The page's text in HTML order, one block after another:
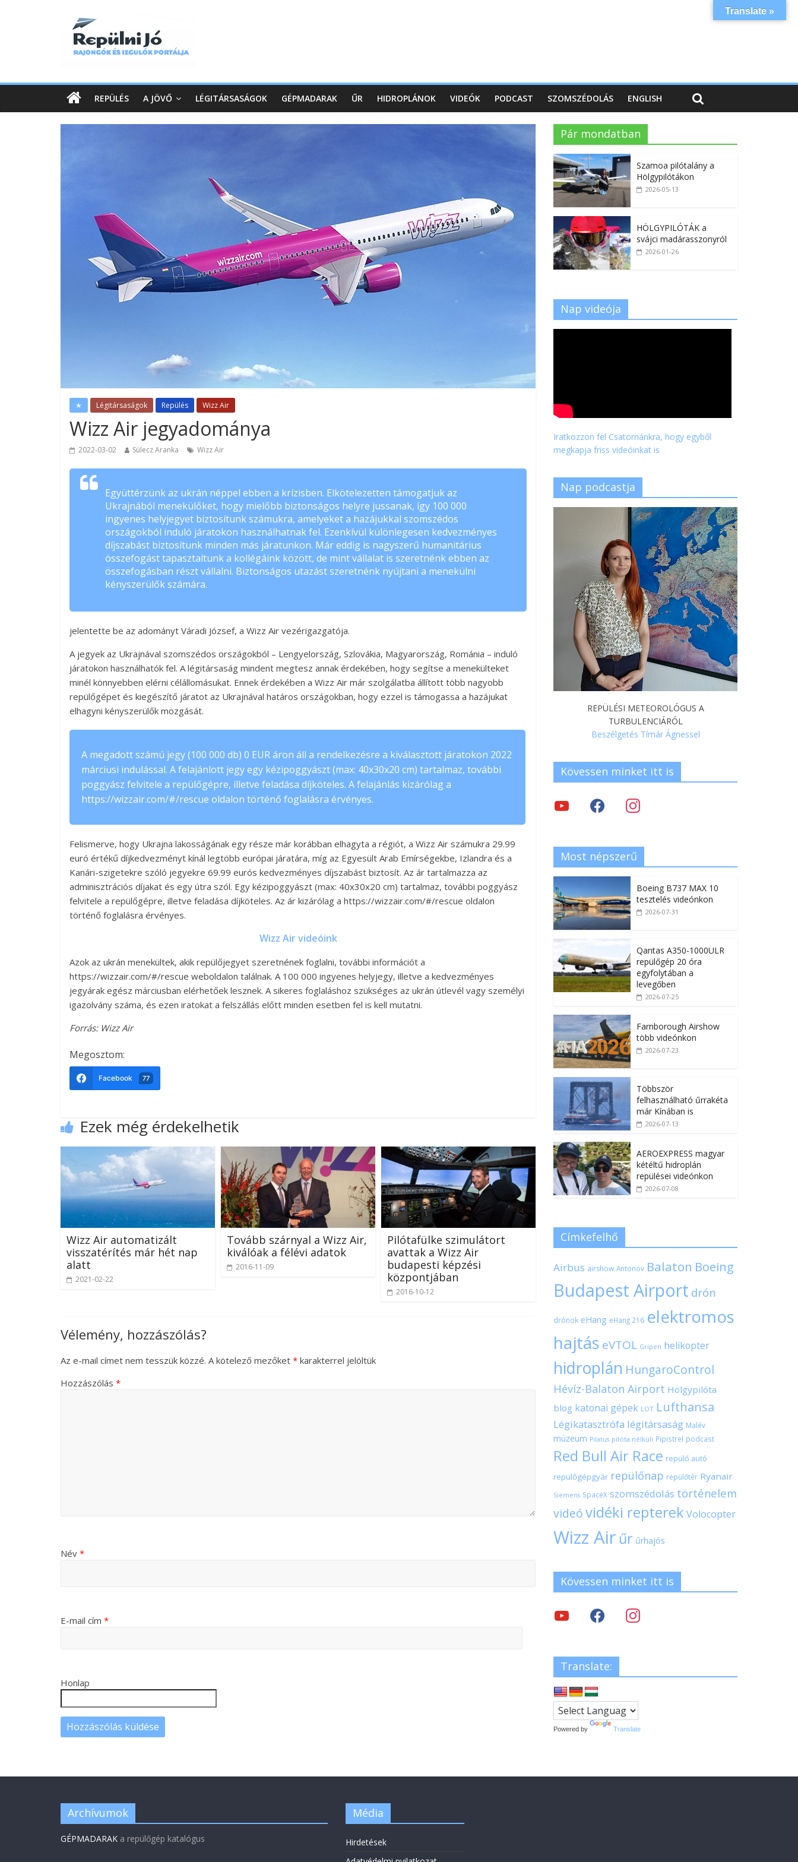
REPÜLÉS A JÖVŐ LÉGITÁRSASÁGOK GÉPMADARAK ŰR HIDROPLÁNOK VIDEÓK PODCAST SZOMSZÉDOLÁS ENGLISH
★ Légitársaságok Repülés Wizz Air
Wizz Air jegyadománya
2022-03-02 Sülecz Aranka Wizz Air
Együttérzünk az ukrán néppel ebben a krízisben. Elkötelezetten támogatjuk az
Ukrajnából menekülőket, hogy mielőbb biztonságos helyre jussanak, így 100 000
ingyenes helyjegyet biztosítunk számukra, amelyeket a hazájukkal szomszédos
országokból induló járatokon használhatnak fel. Ezenkívül különlegesen kedvezményes
díjszabást biztosítunk minden más járatunkon. Már eddig is nagyszerű humanitárius
összefogást tapasztaltunk a kollégáink között, de mint vállalat is szeretnénk ebben az
összefogásban részt vállalni. Biztonságos utazást szeretnénk nyújtani a menekülni
kényszerülők számára.
jelentette be az adományt Váradi József, a Wizz Air vezérigazgatója.
A jegyek az Ukrajnával szomszédos országokból – Lengyelország, Szlovákia, Magyarország, Románia – induló
járatokon használhatók fel. A légitársaság mindent megtesz annak érdekében, hogy segítse a menekülteket
minél könnyebben elérni célállomásukat. Ennek érdekében a Wizz Air már szolgálatba állított több nagyobb
repülőgépet és kiegészítő járatot az Ukrajnával határos országokban, hogy ezzel is támogassa a hazájukat
elhagyni kényszerülők mozgását.
A megadott számú jegy (100 000 db) 0 EUR áron áll a rendelkezésre a kiválasztott járatokon 2022
márciusi indulással. A felajánlott jegy egy kézipoggyászt (max: 40x30x20 cm) tartalmaz, további
poggyász felvitele a repülőgépre, illetve feladása díjköteles. A felajánlás kizárólag a
https://wizzair.com/#/rescue oldalon történő foglalásra érvényes.
Felismerve, hogy Ukrajna lakosságának egy része már korábban elhagyta a régiót, a Wizz Air számukra 29.99
euró értékű díjkedvezményt kínál legtöbb európai járatára, míg az Egyesült Arab Emírségekbe, Izlandra és a
Kanári-szigetekre szóló jegyekre 69.99 eurós kedvezményes díjszabást biztosít. Az ár tartalmazza az
adminisztrációs díjakat és egy útra szól. Egy kézipoggyászt (max: 40x30x20 cm) tartalmaz, további poggyász
felvitele a repülőgépre, illetve feladása díjköteles. Az ár kizárólag a https://wizzair.com/#/rescue oldalon
történő foglalásra érvényes.
Wizz Air videóink
Azok az ukrán menekültek, akik repülőjegyet szeretnének foglalni, további információt a
https://wizzair.com/#/rescue weboldalon találnak. A 100 000 ingyenes helyjegy, illetve a kedvezményes
jegyárak egész márciusban elérhetőek lesznek. A sikeres foglaláshoz szükséges az ukrán útlevél vagy személyi
igazolvány száma, és ezen iratokat a felszállás előtt minden esetben fel is kell mutatni.
Forrás: Wizz Air
Megosztom:
Facebook 77
Ezek még érdekelhetik
Wizz Air automatizált
visszatérítés már hét nap
alatt
2021-02-22
Tovább szárnyal a Wizz Air,
kiválóak a félévi adatok
2016-11-09
Pilótafülke szimulátort
avattak a Wizz Air
budapesti képzési
központjában
2016-10-12
Vélemény, hozzászólás?
Az e-mail címet nem tesszük közzé. A kötelező mezőket * karakterrel jelöltük
Hozzászólás *
Név *
E-mail cím *
Honlap
Pár mondatban
Szamoa pilótalány a
Hölgypilótákon
2026-05-13
HÖLGYPILÓTÁK a
svájci madárasszonyról
2026-01-26
Nap videója
Iratkozzon fel Csatornánkra, hogy egyből
megkapja friss videóinkat is
Nap podcastja
REPÜLÉSI METEOROLÓGUS A
TURBULENCIÁRÓL
Beszélgetés Tímár Ágnessel
Kövessen minket itt is
Most népszerű
Boeing B737 MAX 10
tesztelés videónkon
2026-07-31
Qantas A350-1000ULR
repülőgép 20 óra
egyfolytában a
levegőben
2026-07-25
Farnborough Airshow
több videónkon
2026-07-23
Többször
felhasználható űrrakéta
már Kínában is
2026-07-13
AEROEXPRESS magyar
kétéltű hidroplán
repülései videónkon
2026-07-08
Címkefelhő
Airbus airshow Antonov Balaton Boeing
Budapest Airport drón
drónok eHang eHang 216 elektromos
hajtás eVTOL Gripen helikopter
hidroplán HungaroControl
Hévíz-Balaton Airport Hölgypilóta
blog katonai gépek LOT Lufthansa
Légikatasztrófa légitársaság Malév
múzeum Pilatus pilóta nélküli Pipistrel podcast
Red Bull Air Race repülő autó
repülőgépgyár repülőnap repülőtér Ryanair
Siemens SpaceX szomszédolás történelem
videóvidéki repterek Volocopter
Wizz Air űr űrhajós
Kövessen minket itt is
Translate:
Powered by Translate
Archívumok
GÉPMADARAK a repülőgép katalógus
Média
Hirdetések
Translate »